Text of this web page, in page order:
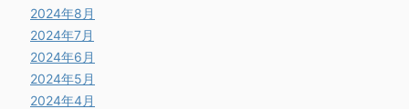
2024年8月
2024年7月
2024年6月
2024年5月
2024年4月